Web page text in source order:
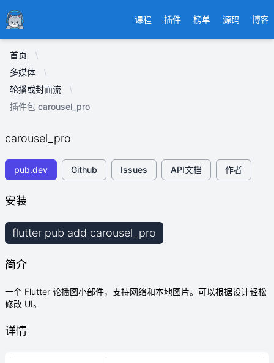
Ducafecat 课程 插件 榜单 源码 博客
首页
多媒体
轮播或封面流
插件包 carousel_pro
carousel_pro
pub.dev Github Issues API文档 作者
安装
flutter pub add carousel_pro
简介
一个 Flutter 轮播图小部件，支持网络和本地图片。可以根据设计轻松
修改 UI。
详情